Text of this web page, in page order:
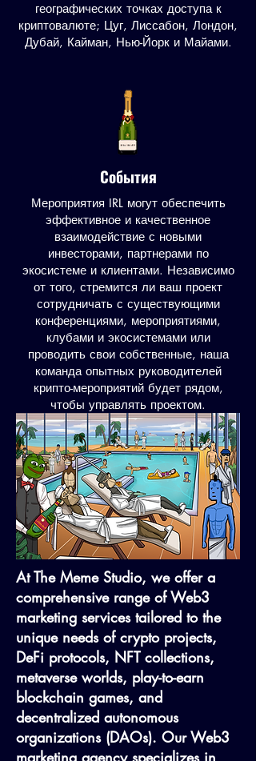
географических точках доступа к
криптовалюте; Цуг, Лиссабон, Лондон,
Дубай, Кайман, Нью-Йорк и Майами.
События
Мероприятия IRL могут обеспечить
эффективное и качественное
взаимодействие с новыми
инвесторами, партнерами по
экосистеме и клиентами. Независимо
от того, стремится ли ваш проект
сотрудничать с существующими
конференциями, мероприятиями,
клубами и экосистемами или
проводить свои собственные, наша
команда опытных руководителей
крипто-мероприятий будет рядом,
чтобы управлять проектом.
At The Meme Studio, we offer a
comprehensive range of Web3
marketing services tailored to the
unique needs of crypto projects,
DeFi protocols, NFT collections,
metaverse worlds, play-to-earn
blockchain games, and
decentralized autonomous
organizations (DAOs). Our Web3
marketing agency specializes in